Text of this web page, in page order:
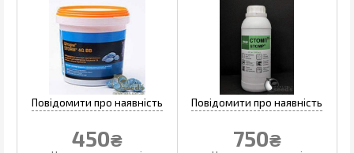
450₴ 750₴